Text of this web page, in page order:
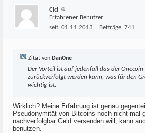
Cici
Erfahrener Benutzer
seit: 01.11.2013 Beiträge: 741
Zitat von DanOne
Der Vorteil ist auf jedenfall das der
zurückverfolgt werden kann, was für den
wichtig ist.
Wirklich? Meine Erfahrung ist genau
Pseudonymität von Bitcoins noch nicht mal
nachverfolgbar Geld versenden will, kann
benutzen.